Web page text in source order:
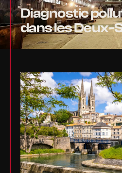
Diagnostic
dans les Deux-